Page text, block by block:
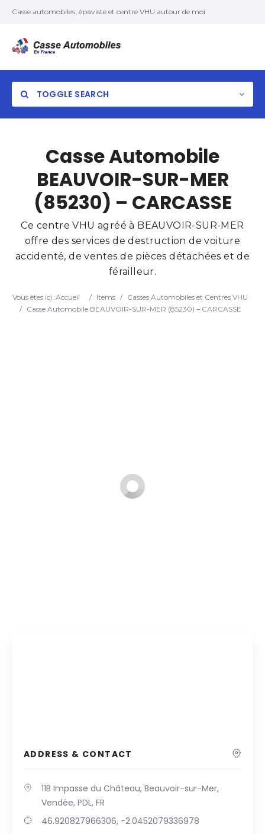
Casse automobiles, épaviste et centre VHU autour de moi
TOGGLE SEARCH
Casse Automobile
BEAUVOIR-SUR-MER
(85230) – CARCASSE
Ce centre VHU agréé à BEAUVOIR-SUR-MER
offre des services de destruction de voiture
accidenté, de ventes de pièces détachées et de
férailleur.
Vous êtes ici :Accueil / Items / Casses Automobiles et Centres VHU
/
Casse Automobile BEAUVOIR-SUR-MER (85230) – CARCASSE
ADDRESS & CONTACT
11B Impasse du Château, Beauvoir-sur-Mer,
Vendée, PDL, FR
46.920827966306, -2.0452079336978